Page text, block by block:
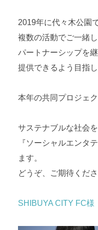
2019年に代々木公園
複数の活動でご一緒
パートナーシップを
提供できるよう目指し
本年の共同プロジェ
サステナブルな社会
『ソーシャルエンタ
ます。
どうぞ、ご期待くださ
SHIBUYA CITY FC